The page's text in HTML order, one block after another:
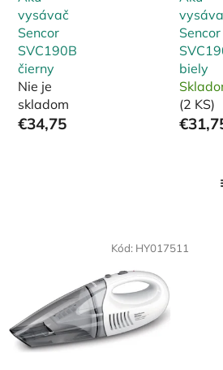
vysávač
Sencor
SVC190B
čierny
Nie je
skladom
€34,75
Sencor
biely
(2 KS)
Kód: HY017511